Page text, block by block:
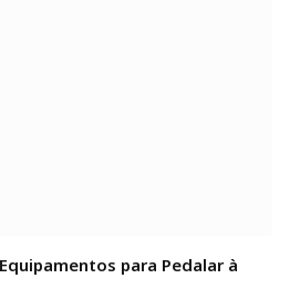
para Pedalar à